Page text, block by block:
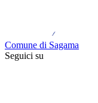
Comune di Sagama
Seguici su